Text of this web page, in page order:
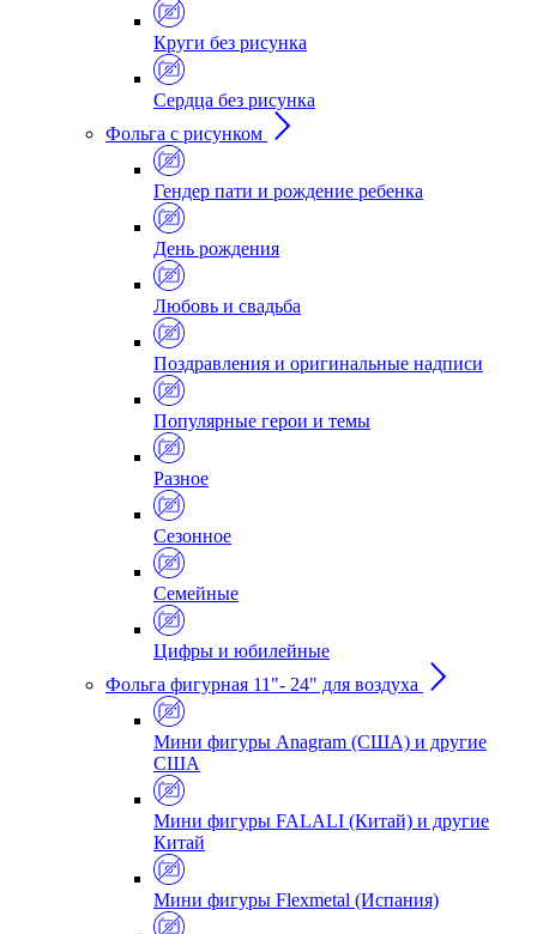
Круги без рисунка
Сердца без рисунка
Фольга с рисунком
Гендер пати и рождение ребенка
День рождения
Любовь и свадьба
Поздравления и оригинальные надписи
Популярные герои и темы
Разное
Сезонное
Семейные
Цифры и юбилейные
Фольга фигурная 11"- 24" для воздуха
Мини фигуры Anagram (США) и другие
США
Мини фигуры FALALI (Китай) и другие
Китай
Мини фигуры Flexmetal (Испания)